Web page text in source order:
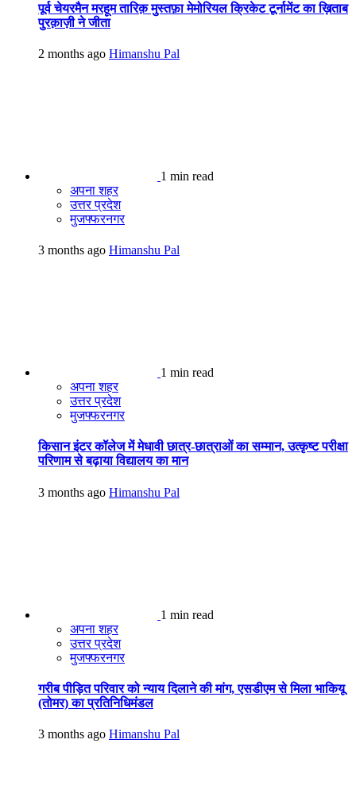
पूर्व चेयरमैन मरहूम तारिक़ मुस्तफ़ा मेमोरियल क्रिकेट टूर्नामेंट का ख़िताब
पुरक़ाज़ी ने जीता
2 months ago Himanshu Pal
1 min read
अपना शहर
उत्तर प्रदेश
मुजफ्फरनगर
3 months ago Himanshu Pal
1 min read
अपना शहर
उत्तर प्रदेश
मुजफ्फरनगर
किसान इंटर कॉलेज में मेधावी छात्र-छात्राओं का सम्मान, उत्कृष्ट परीक्षा
परिणाम से बढ़ाया विद्यालय का मान
3 months ago Himanshu Pal
1 min read
अपना शहर
उत्तर प्रदेश
मुजफ्फरनगर
गरीब पीड़ित परिवार को न्याय दिलाने की मांग, एसडीएम से मिला भाकियू
(तोमर) का प्रतिनिधिमंडल
3 months ago Himanshu Pal